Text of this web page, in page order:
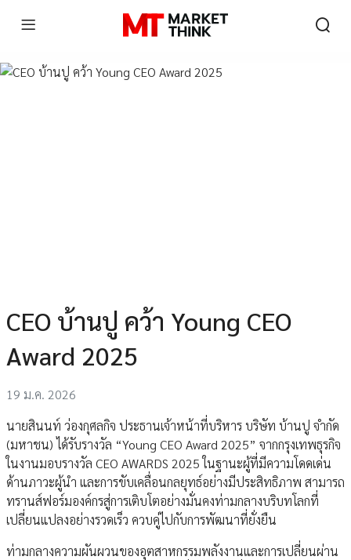
CEO บ้านปู คว้า Young CEO
Award 2025
19 ม.ค. 2026
นายสินนท์ ว่องกุศลกิจ ประธานเจ้าหน้าที่บริหาร บริษัท บ้านปู จำกัด
(มหาชน) ได้รับรางวัล “Young CEO Award 2025” จากกรุงเทพธุรกิจ
ในงานมอบรางวัล CEO AWARDS 2025 ในฐานะผู้ที่มีความโดดเด่น
ด้านภาวะผู้นำ และการขับเคลื่อนกลยุทธ์อย่างมีประสิทธิภาพ สามารถ
ทรานส์ฟอร์มองค์กรสู่การเติบโตอย่างมั่นคงท่ามกลางบริบทโลกที่
เปลี่ยนแปลงอย่างรวดเร็ว ควบคู่ไปกับการพัฒนาที่ยั่งยืน
ท่ามกลางความผันผวนของอุตสาหกรรมพลังงานและการเปลี่ยนผ่าน